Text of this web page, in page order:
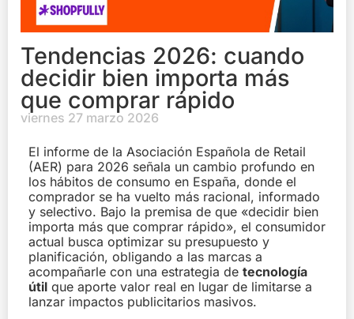
Tendencias 2026: cuando
decidir bien importa más
que comprar rápido
viernes 27 marzo 2026
El informe de la Asociación Española de Retail
(AER) para 2026 señala un cambio profundo en
los hábitos de consumo en España, donde el
comprador se ha vuelto más racional, informado
y selectivo. Bajo la premisa de que «decidir bien
importa más que comprar rápido», el consumidor
actual busca optimizar su presupuesto y
planificación, obligando a las marcas a
acompañarle con una estrategia de tecnología
útil que aporte valor real en lugar de limitarse a
lanzar impactos publicitarios masivos.